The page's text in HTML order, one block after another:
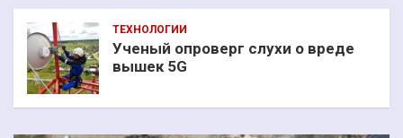
ТЕХНОЛОГИИ
Ученый опроверг слухи о вреде
вышек 5G